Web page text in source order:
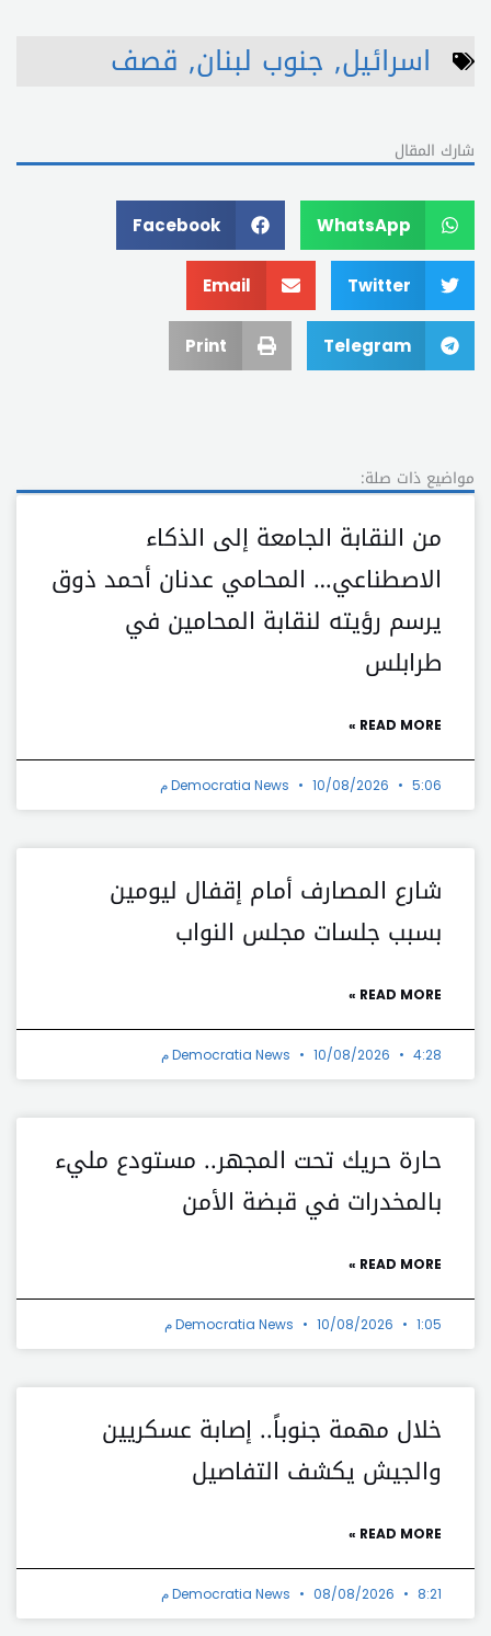
اسرائيل, جنوب لبنان, قصف
شارك المقال
WhatsApp
Facebook
Twitter
Email
Telegram
Print
مواضيع ذات صلة:
من النقابة الجامعة إلى الذكاء
الاصطناعي… المحامي عدنان أحمد ذوق
يرسم رؤيته لنقابة المحامين في
طرابلس
READ MORE »
Democratia News 10/08/2026 5:06 م
شارع المصارف أمام إقفال ليومين
بسبب جلسات مجلس النواب
READ MORE »
Democratia News 10/08/2026 4:28 م
حارة حريك تحت المجهر.. مستودع مليء
بالمخدرات في قبضة الأمن
READ MORE »
Democratia News 10/08/2026 1:05 م
خلال مهمة جنوباً.. إصابة عسكريين
والجيش يكشف التفاصيل
READ MORE »
Democratia News 08/08/2026 8:21 م